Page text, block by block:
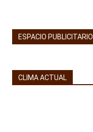
ESPACIO PUBLICITARIO
CLIMA ACTUAL